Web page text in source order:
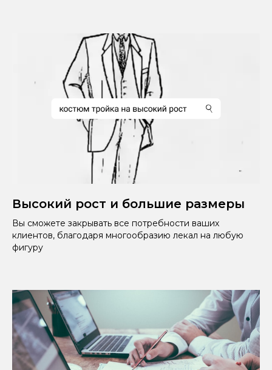
Высокий рост и большие размеры
Вы сможете закрывать все потребности ваших
клиентов, благодаря многообразию лекал на любую
фигуру